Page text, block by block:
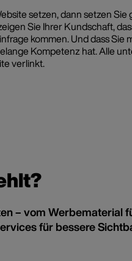
setzen, dann setzen Sie
Sie Ihrer Kundschaft,
kommen. Und dass Sie
Kompetenz hat. Alle
verlinkt.
– vom Werbematerial
für bessere